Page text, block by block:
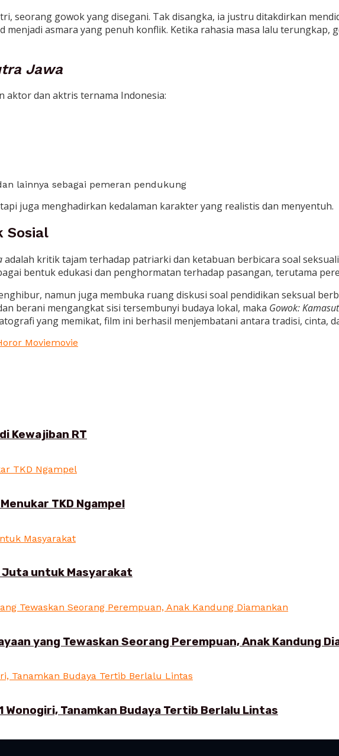
seorang gowok yang disegani. Tak disangka, ia justru ditakdirkan
asmara yang penuh konflik. Ketika rahasia masa lalu terungkap,
Jawa
aktor dan aktris ternama Indonesia:
lainnya sebagai pemeran pendukung
juga menghadirkan kedalaman karakter yang realistis dan menyentuh.
Sosial
adalah kritik tajam terhadap patriarki dan ketabuan berbicara soal
bentuk edukasi dan penghormatan terhadap pasangan, terutama
namun juga membuka ruang diskusi soal pendidikan seksual
berani mengangkat sisi tersembunyi budaya lokal, maka Gowok:
yang memikat, film ini berhasil menjembatani antara tradisi, cinta,
Moviemovie
Kewajiban RT
TKD Ngampel
Juta untuk Masyarakat
yang Tewaskan Seorang Perempuan, Anak Kandung
Tanamkan Budaya Tertib Berlalu Lintas